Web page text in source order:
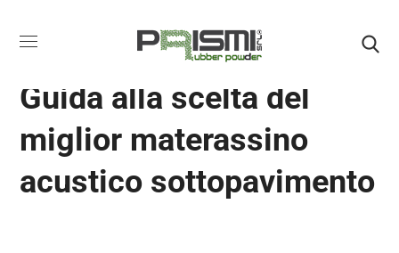
ROTOLI IN GOMMA ACUSTICA
Guida alla scelta del
miglior materassino
acustico sottopavimento